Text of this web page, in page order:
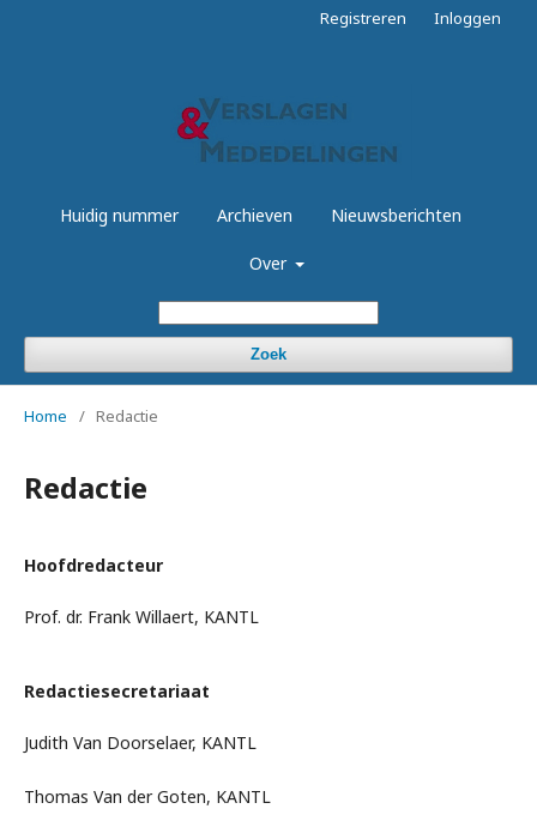
Huidig nummer Archieven Nieuwsberichten
Over
Zoek
Registreren Inloggen
Home / Redactie
Redactie
Hoofdredacteur
Prof. dr. Frank Willaert, KANTL
Redactiesecretariaat
Judith Van Doorselaer, KANTL
Thomas Van der Goten, KANTL